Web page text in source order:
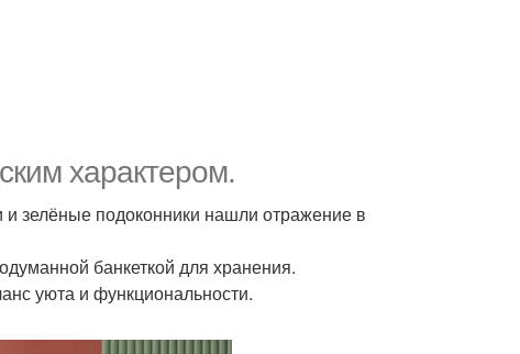
характером.
зелёные подоконники нашли отражение в
банкеткой для хранения.
уюта и функциональности.